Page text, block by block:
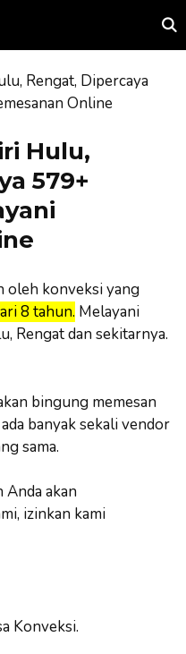
Rengat, Dipercaya
Online
Hulu,
579+
oleh konveksi yang
8 tahun. Melayani
Rengat dan sekitarnya.
bingung memesan
banyak sekali vendor
sama.
Anda akan
izinkan kami
Konveksi.